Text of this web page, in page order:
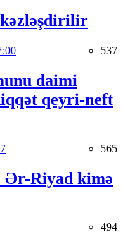
537
daimi
qeyri-neft
565
Ər-Riyad kimə
494